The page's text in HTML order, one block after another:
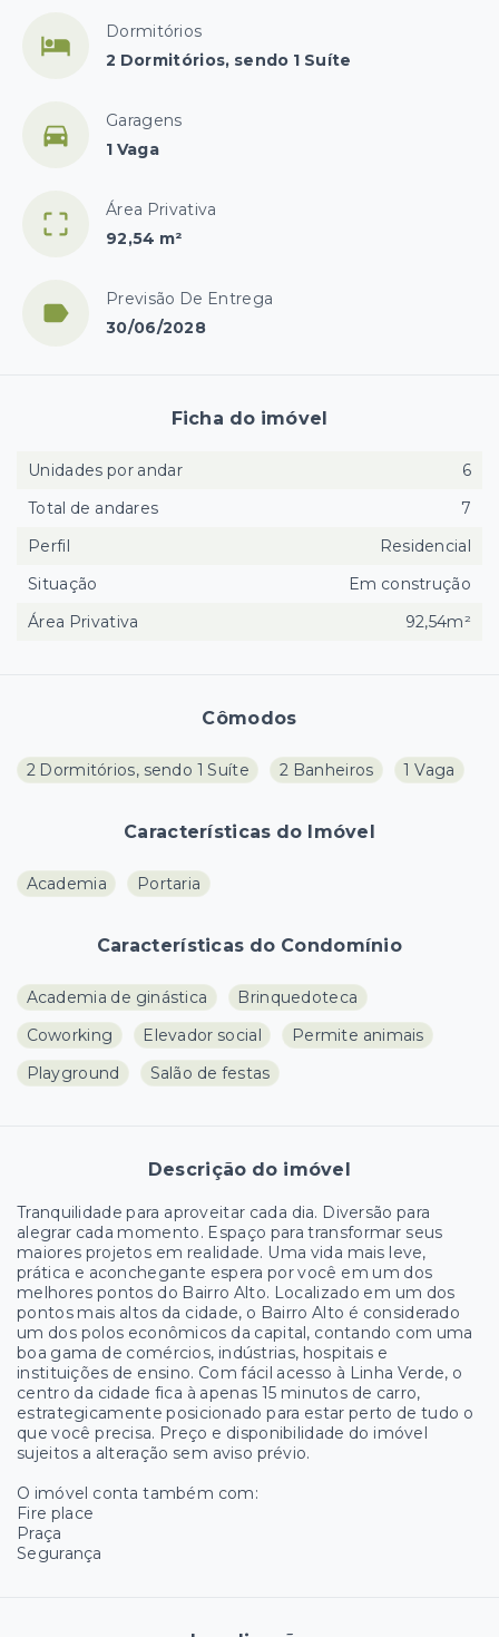
Dormitórios
2 Dormitórios, sendo 1 Suíte
Garagens
1 Vaga
Área Privativa
92,54 m²
Previsão De Entrega
30/06/2028
Cômodos
2 Dormitórios, sendo 1 Suíte 2 Banheiros 1 Vaga
Características do Imóvel
Academia Portaria
Características do Condomínio
Academia de ginástica
Brinquedoteca
Coworking
Elevador social
Permite animais
Playground
Salão de festas
Descrição do imóvel
Tranquilidade para aproveitar cada dia. Diversão para
alegrar cada momento. Espaço para transformar seus
maiores projetos em realidade. Uma vida mais leve,
prática e aconchegante espera por você em um dos
melhores pontos do Bairro Alto. Localizado em um dos
pontos mais altos da cidade, o Bairro Alto é considerado
um dos polos econômicos da capital, contando com uma
boa gama de comércios, indústrias, hospitais e
instituições de ensino. Com fácil acesso à Linha Verde, o
centro da cidade fica à apenas 15 minutos de carro,
estrategicamente posicionado para estar perto de tudo o
que você precisa. Preço e disponibilidade do imóvel
sujeitos a alteração sem aviso prévio.
O imóvel conta também com:
Fire place
Praça
Segurança
Ficha do imóvel
Unidades por andar
6
Total de andares
7
Perfil
Residencial
Situação
Em construção
Área Privativa
92,54m²